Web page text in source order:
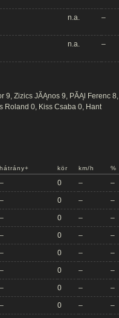
n.a. –
n.a. –
9, Zizics JĂĄnos 9, PĂĄl Ferenc 8,
Roland 0, Kiss Csaba 0, Hant
hátrány+ kör km/h %
– 0 – –
– 0 – –
– 0 – –
– 0 – –
– 0 – –
– 0 – –
– 0 – –
– 0 – –